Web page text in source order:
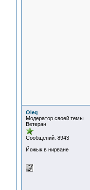
Oleg
Модератор своей темы
Ветеран
Сообщений: 8943
Йожык в нирване